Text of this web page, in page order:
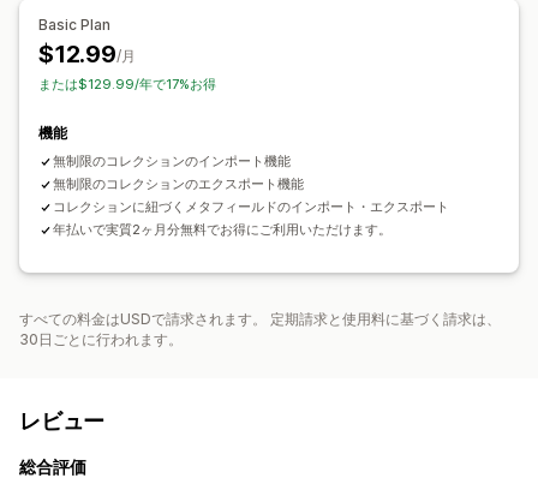
Basic Plan
$12.99/月
または$129.99/年で17%お得
機能
無制限のコレクションのインポート機能
無制限のコレクションのエクスポート機能
コレクションに紐づくメタフィールドのインポート・エクスポート
年払いで実質2ヶ月分無料でお得にご利用いただけます。
すべての料金はUSDで請求されます。 定期請求と使用料に基づく請求は、
30日ごとに行われます。
レビュー
総合評価